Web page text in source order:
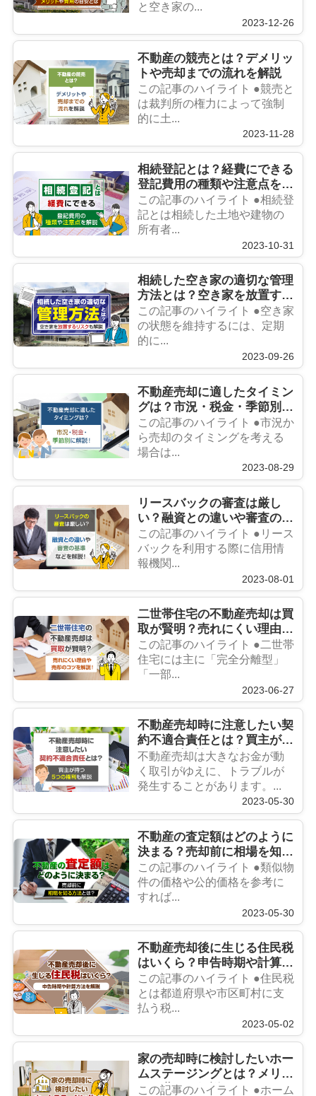
と空き家の...
2023-12-26
不動産の競売とは？デメリッ
トや売却までの流れを解説
この記事のハイライト ●競売と
は裁判所の権力によって強制
的に土...
2023-11-28
相続登記とは？経費にできる
登記費用の種類や注意点を解
説
この記事のハイライト ●相続登
記とは相続した土地や建物の
所有者...
2023-10-31
相続した空き家の適切な管理
方法とは？空き家を放置する
リスクも解説
この記事のハイライト ●空き家
の状態を維持するには、定期
的に...
2023-09-26
不動産売却に適したタイミン
グは？市況・税金・季節別に
解説！
この記事のハイライト ●市況か
ら売却のタイミングを考える
場合は...
2023-08-29
リースバックの審査は厳し
い？融資との違いや審査の基
準などを解説！
この記事のハイライト ●リース
バックを利用する際に信用情
報機関...
2023-08-01
二世帯住宅の不動産売却は買
取が賢明？売れにくい理由や
売却のコツを解説！
この記事のハイライト ●二世帯
住宅には主に「完全分離型」
「一部...
2023-06-27
不動産売却時に注意したい契
約不適合責任とは？買主が持
つ5つの権利も解説
不動産売却は大きなお金が動
く取引がゆえに、トラブルが
発生することがあります。...
2023-05-30
不動産の査定額はどのように
決まる？売却前に相場を知る
方法とは？
この記事のハイライト ●類似物
件の価格や公的価格を参考に
すれば...
2023-05-30
不動産売却後に生じる住民税
はいくら？申告時期や計算方
法を解説
この記事のハイライト ●住民税
とは都道府県や市区町村に支
払う税...
2023-05-02
家の売却時に検討したいホー
ムステージングとは？メリッ
トや費用を解説
この記事のハイライト ●ホーム